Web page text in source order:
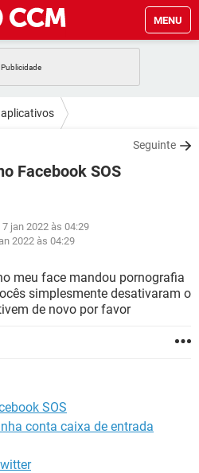
MENU
FACEBOOK
GMAIL
WHATSAPP
WHATSAPP
EXCEL
FACEBOOK
GMAIL
FACEBOOK
EXCEL
Seguinte
Facebook SOS
jan 2022 às 04:29
2022 às 04:29
meu face mandou pornografia
simplesmente desativaram o
de novo por favor
SOS
conta caixa de entrada